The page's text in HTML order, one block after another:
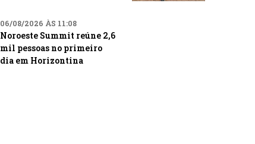
06/08/2026 ÀS 11:08
Noroeste Summit reúne 2,6
mil pessoas no primeiro
dia em Horizontina